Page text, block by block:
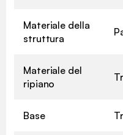
Materiale della
struttura
Materiale del
ripiano
Base